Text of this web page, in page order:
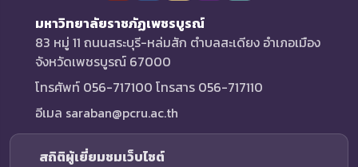
มหาวิทยาลัยราชภัฏเพชรบูรณ์
83 หมู่ 11 ถนนสระบุรี-หล่มสัก ตำบลสะเดียง อำเภอเมือง
จังหวัดเพชรบูรณ์ 67000
โทรศัพท์ 056-717100 โทรสาร 056-717110
อีเมล saraban@pcru.ac.th
สถิติผู้เยี่ยมชมเว็บไซต์